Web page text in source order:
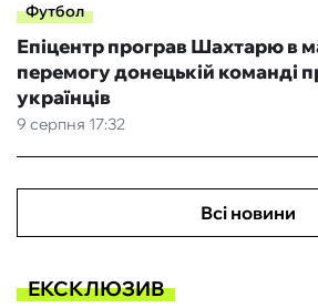
Футбол
9 серпня 17:32
Епіцентр програв Шахтарю в
перемогу донецькій команді
українців
Всі новини
ЕКСКЛЮЗИВ